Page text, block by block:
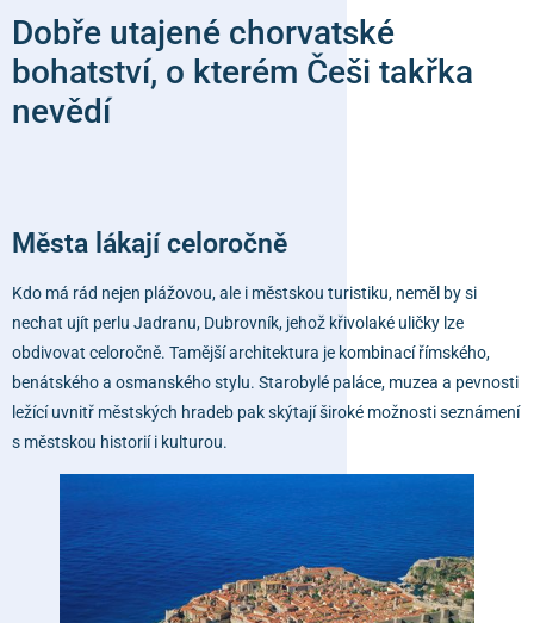
Dobře utajené chorvatské
bohatství, o kterém Češi takřka
nevědí
Města lákají celoročně
Kdo má rád nejen plážovou, ale i městskou turistiku, neměl by si
nechat ujít perlu Jadranu, Dubrovník, jehož křivolaké uličky lze
obdivovat celoročně. Tamější architektura je kombinací římského,
benátského a osmanského stylu. Starobylé paláce, muzea a pevnosti
ležící uvnitř městských hradeb pak skýtají široké možnosti seznámení
s městskou historií i kulturou.